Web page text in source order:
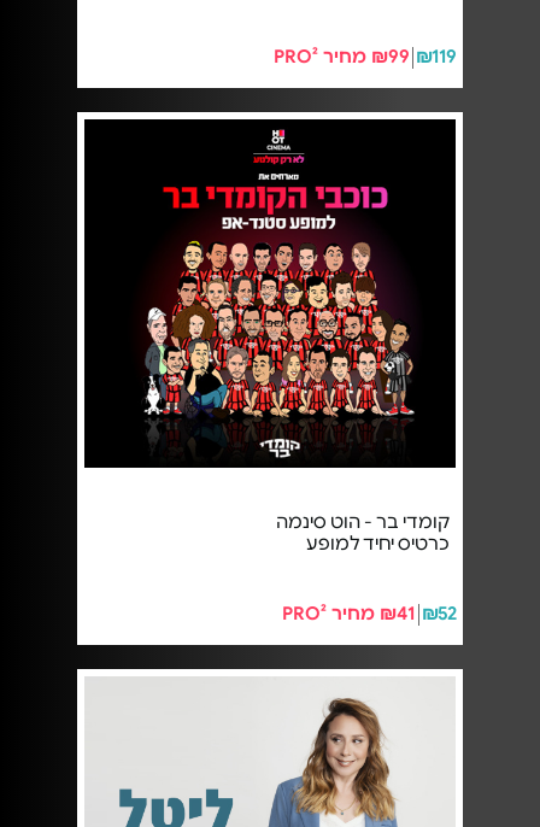
₪119 ₪99 מחיר PRO²
קומדי בר - הוט סינמה
כרטיס יחיד למופע
₪52 ₪41 מחיר PRO²